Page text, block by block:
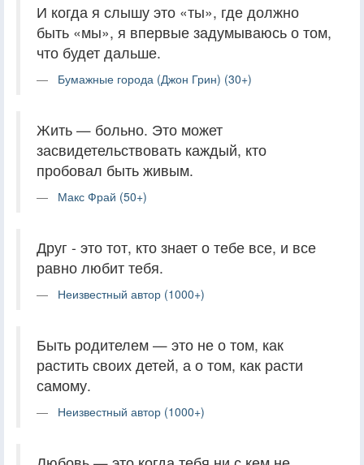
И когда я слышу это «ты», где должно
быть «мы», я впервые задумываюсь о том,
что будет дальше.
Бумажные города (Джон Грин) (30+)
Жить — больно. Это может
засвидетельствовать каждый, кто
пробовал быть живым.
Макс Фрай (50+)
Друг - это тот, кто знает о тебе все, и все
равно любит тебя.
Неизвестный автор (1000+)
Быть родителем — это не о том, как
растить своих детей, а о том, как расти
самому.
Неизвестный автор (1000+)